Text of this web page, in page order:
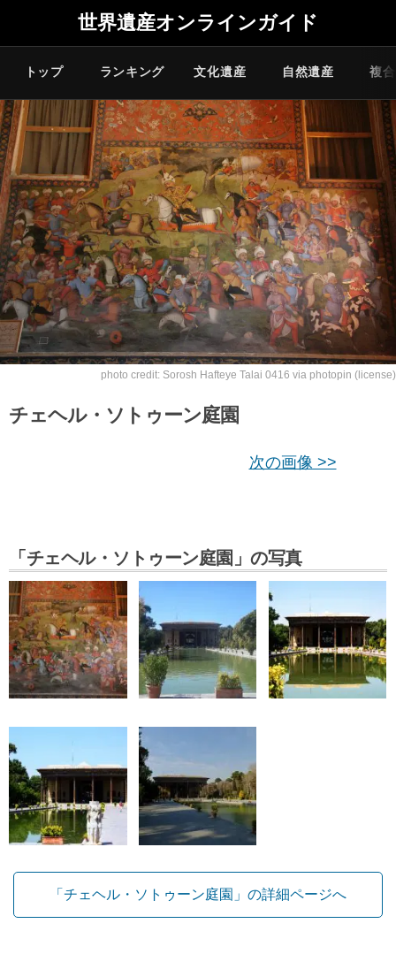
世界遺産オンラインガイド
トップ ランキング 文化遺産 自然遺産 複
photo credit: Sorosh Hafteye Talai 0416 via photopin (license)
チェヘル・ソトゥーン庭園
次の画像 >>
「チェヘル・ソトゥーン庭園」の写真
「チェヘル・ソトゥーン庭園」の詳細ページへ